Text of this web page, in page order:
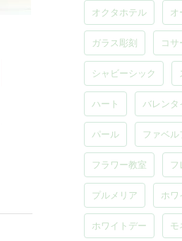
オクタホテル オ
ガラス彫刻 コサ
シャビーシック
ハート バレンタ
パール ファベル
フラワー教室 フ
プルメリア ホワ
ホワイトデー モ